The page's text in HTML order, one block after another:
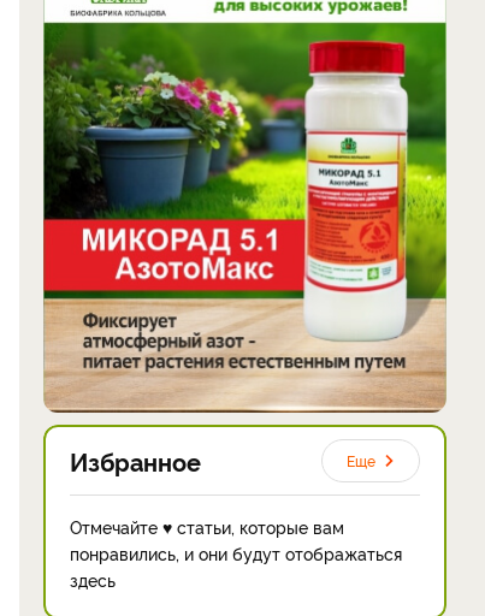
Избранное Еще
Отмечайте ♥ статьи, которые вам
понравились, и они будут отображаться
здесь